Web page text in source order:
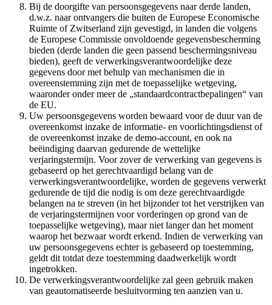
Bij de doorgifte van persoonsgegevens naar derde landen,
d.w.z. naar ontvangers die buiten de Europese Economische
Ruimte of Zwitserland zijn gevestigd, in landen die volgens
de Europese Commissie onvoldoende gegevensbescherming
bieden (derde landen die geen passend beschermingsniveau
bieden), geeft de verwerkingsverantwoordelijke deze
gegevens door met behulp van mechanismen die in
overeenstemming zijn met de toepasselijke wetgeving,
waaronder onder meer de „standaardcontractbepalingen“ van
de EU.
Uw persoonsgegevens worden bewaard voor de duur van de
overeenkomst inzake de informatie- en voorlichtingsdienst of
de overeenkomst inzake de demo-account, en ook na
beëindiging daarvan gedurende de wettelijke
verjaringstermijn. Voor zover de verwerking van gegevens is
gebaseerd op het gerechtvaardigd belang van de
verwerkingsverantwoordelijke, worden de gegevens verwerkt
gedurende de tijd die nodig is om deze gerechtvaardigde
belangen na te streven (in het bijzonder tot het verstrijken van
de verjaringstermijnen voor vorderingen op grond van de
toepasselijke wetgeving), maar niet langer dan het moment
waarop het bezwaar wordt erkend. Indien de verwerking van
uw persoonsgegevens echter is gebaseerd op toestemming,
geldt dit totdat deze toestemming daadwerkelijk wordt
ingetrokken.
De verwerkingsverantwoordelijke zal geen gebruik maken
van geautomatiseerde besluitvorming ten aanzien van u.